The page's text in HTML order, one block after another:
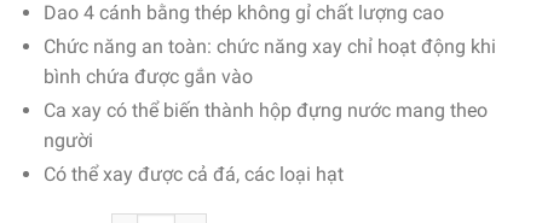
Dao 4 cánh bằng thép không gỉ chất lượng cao
Chức năng an toàn: chức năng xay chỉ hoạt động khi
bình chứa được gắn vào
Ca xay có thể biến thành hộp đựng nước mang theo
người
Có thể xay được cả đá, các loại hạt